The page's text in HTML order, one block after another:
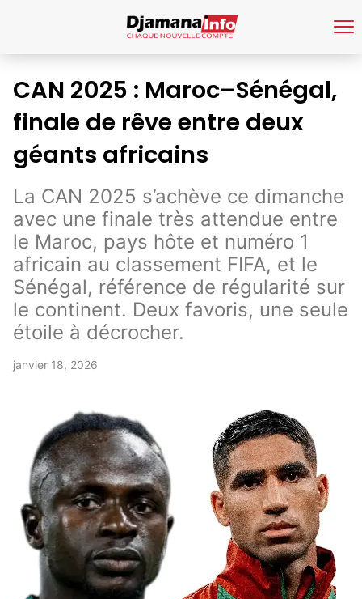
CAN 2025 : Maroc–Sénégal,
finale de rêve entre deux
géants africains
La CAN 2025 s’achève ce dimanche
avec une finale très attendue entre
le Maroc, pays hôte et numéro 1
africain au classement FIFA, et le
Sénégal, référence de régularité sur
le continent. Deux favoris, une seule
étoile à décrocher.
janvier 18, 2026